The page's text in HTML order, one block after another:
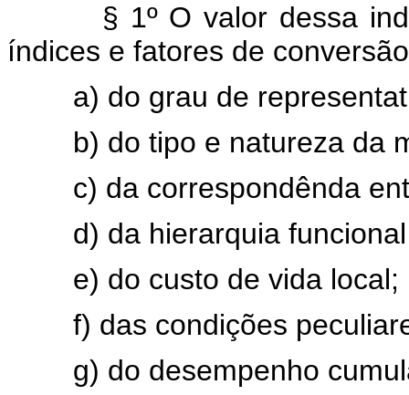
§ 1º O valor dessa
índices e fatores de
a) do grau de
b) do tipo e natureza da
c) da correspondênda
d) da hierarquia
e) do custo de vida local;
f) das condições
g) do desempenho